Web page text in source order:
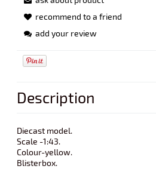
recommend to a friend
add your review
Description
Diecast model.
Scale -1:43.
Colour-yellow.
Blisterbox.